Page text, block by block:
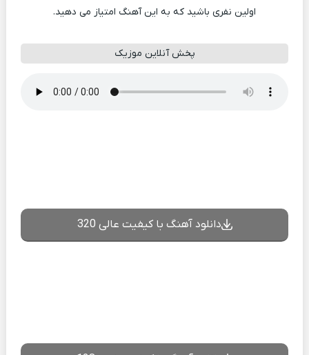
اولین نفری باشید که به این آهنگ امتیاز می دهید.
پخش آنلاین موزیک
دانلود آهنگ با کیفیت عالی 320